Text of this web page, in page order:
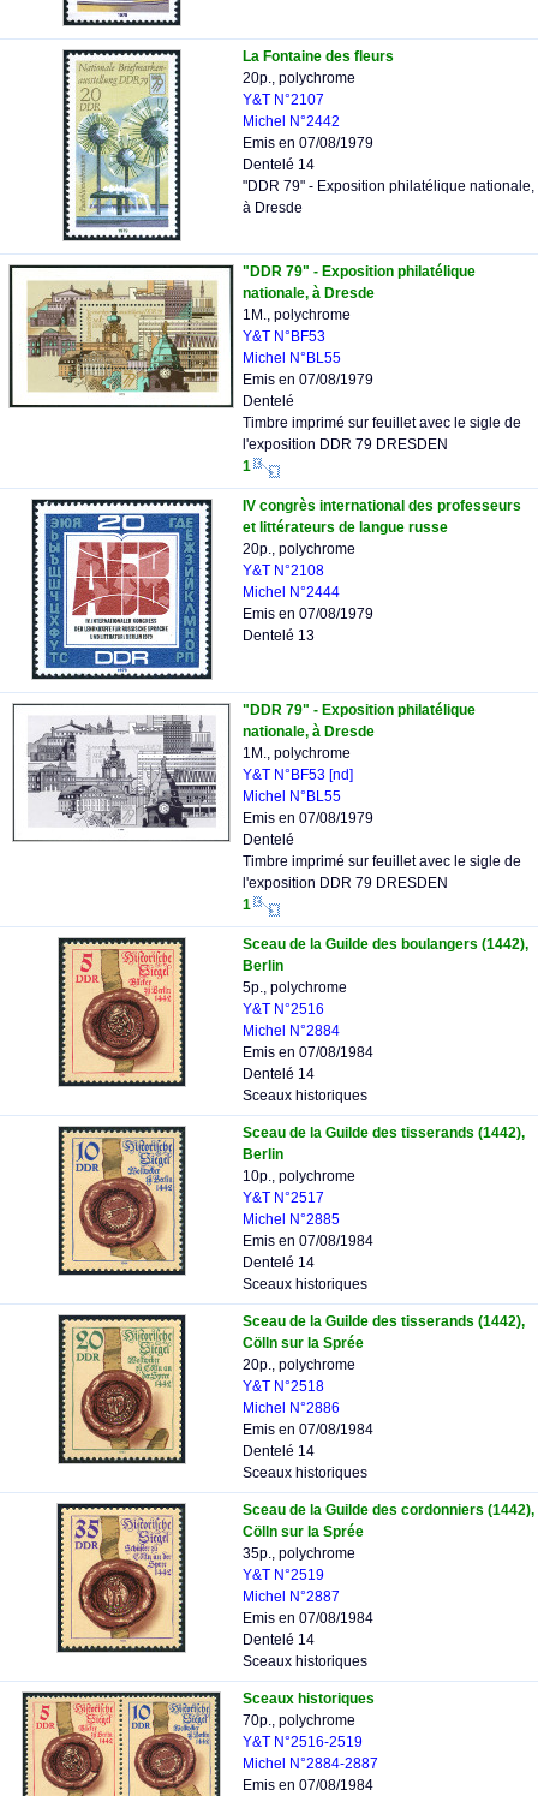
La Fontaine des fleurs
20p., polychrome
Y&T N°2107
Michel N°2442
Emis en 07/08/1979
Dentelé 14
"DDR 79" - Exposition philatélique nationale,
à Dresde
"DDR 79" - Exposition philatélique
nationale, à Dresde
1M., polychrome
Y&T N°BF53
Michel N°BL55
Emis en 07/08/1979
Dentelé
Timbre imprimé sur feuillet avec le sigle de
l'exposition DDR 79 DRESDEN
1
IV congrès international des professeurs
et littérateurs de langue russe
20p., polychrome
Y&T N°2108
Michel N°2444
Emis en 07/08/1979
Dentelé 13
"DDR 79" - Exposition philatélique
nationale, à Dresde
1M., polychrome
Y&T N°BF53 [nd]
Michel N°BL55
Emis en 07/08/1979
Dentelé
Timbre imprimé sur feuillet avec le sigle de
l'exposition DDR 79 DRESDEN
1
Sceau de la Guilde des boulangers (1442),
Berlin
5p., polychrome
Y&T N°2516
Michel N°2884
Emis en 07/08/1984
Dentelé 14
Sceaux historiques
Sceau de la Guilde des tisserands (1442),
Berlin
10p., polychrome
Y&T N°2517
Michel N°2885
Emis en 07/08/1984
Dentelé 14
Sceaux historiques
Sceau de la Guilde des tisserands (1442),
Cölln sur la Sprée
20p., polychrome
Y&T N°2518
Michel N°2886
Emis en 07/08/1984
Dentelé 14
Sceaux historiques
Sceau de la Guilde des cordonniers (1442),
Cölln sur la Sprée
35p., polychrome
Y&T N°2519
Michel N°2887
Emis en 07/08/1984
Dentelé 14
Sceaux historiques
Sceaux historiques
70p., polychrome
Y&T N°2516-2519
Michel N°2884-2887
Emis en 07/08/1984